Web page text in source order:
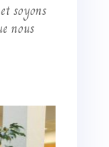
soyons
nous